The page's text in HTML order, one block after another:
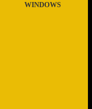
WINDOWS